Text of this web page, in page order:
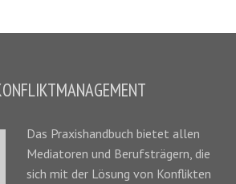
Das Praxishandbuch bietet allen
Mediatoren und Berufsträgern, die
sich mit der Lösung von Konflikten